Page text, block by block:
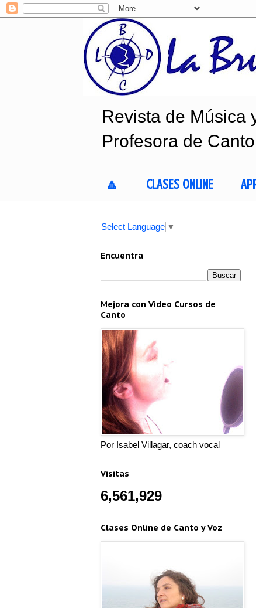
Revista de Música
Profesora de
🔼 CLASES ONLINE
Select Language ▼
Encuentra
Mejora con Video Cursos de
Canto
Por Isabel Villagar, coach vocal
Visitas
6,561,929
Clases Online de Canto y Voz